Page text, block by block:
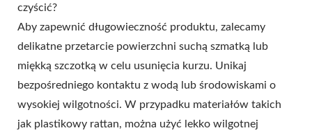
czyścić?
Aby zapewnić długowieczność produktu, zalecamy
delikatne przetarcie powierzchni suchą szmatką lub
miękką szczotką w celu usunięcia kurzu. Unikaj
bezpośredniego kontaktu z wodą lub środowiskami o
wysokiej wilgotności. W przypadku materiałów takich
jak plastikowy rattan, można użyć lekko wilgotnej